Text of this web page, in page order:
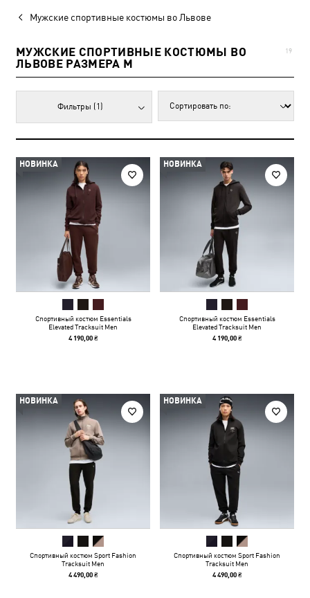
Мужские спортивные костюмы во Львове
МУЖСКИЕ СПОРТИВНЫЕ КОСТЮМЫ ВО
ЛЬВОВЕ РАЗМЕРА M
19
Фильтры (1)
НОВИНКА
Спортивный костюм Essentials
Elevated Tracksuit Men
4 190,00 ₴
НОВИНКА
Спортивный костюм Essentials
Elevated Tracksuit Men
4 190,00 ₴
НОВИНКА
Спортивный костюм Sport Fashion
Tracksuit Men
4 490,00 ₴
НОВИНКА
Спортивный костюм Sport Fashion
Tracksuit Men
4 490,00 ₴